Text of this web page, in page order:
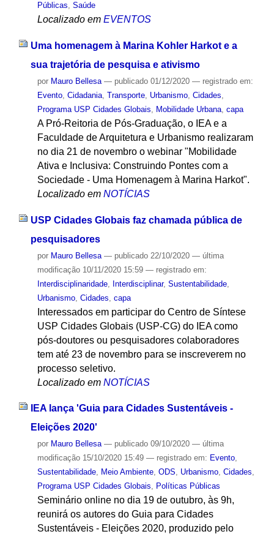
Públicas, Saúde
Localizado em EVENTOS
Uma homenagem à Marina Kohler Harkot e a
sua trajetória de pesquisa e ativismo
por Mauro Bellesa — publicado01/12/2020 — registrado em:
Evento, Cidadania, Transporte, Urbanismo, Cidades
Programa USP Cidades Globais
Mobilidade Urbana, capa
A Pró-Reitoria de Pós-Graduação, o IEA e a
Faculdade de Arquitetura e Urbanismo realizaram
no dia 21 de novembro o webinar "Mobilidade
Ativa e Inclusiva: Construindo Pontes com a
Sociedade - Uma Homenagem à Marina Harkot".
Localizado em NOTÍCIAS
USP Cidades Globais faz chamada pública de
pesquisadores
por Mauro Bellesa — publicado22/10/2020 — última
modificação10/11/2020 15:59 — registrado em:
Interdisciplinaridade, Interdisciplinar, Sustentabilidade,
Urbanismo, Cidades capa
Interessados em participar do Centro de Síntese
USP Cidades Globais (USP-CG) do IEA como
pós-doutores ou pesquisadores colaboradores
tem até 23 de novembro para se inscreverem no
processo seletivo.
Localizado em NOTÍCIAS
IEA lança 'Guia para Cidades Sustentáveis -
Eleições 2020'
por Mauro Bellesa — publicado09/10/2020 — última
modificação15/10/2020 15:49 — registrado em: Evento,
Sustentabilidade, Meio Ambiente, ODS, Urbanismo, Cidades,
Programa USP Cidades Globais, Políticas Públicas
Seminário online no dia 19 de outubro, às 9h,
reunirá os autores do Guia para Cidades
Sustentáveis - Eleições 2020, produzido pelo